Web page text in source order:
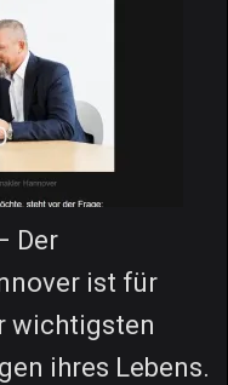
Der
ist für
wichtigsten
ihres Lebens.